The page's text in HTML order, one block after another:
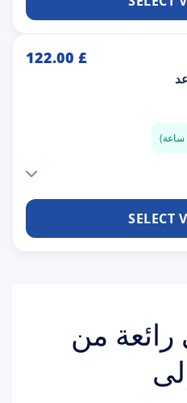
£
122.00
SELECT
من